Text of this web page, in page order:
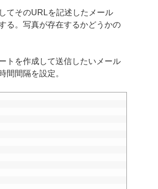
てそのURLを記述したメール
る。写真が存在するかどうかの
トを作成して送信したいメール
間間隔を設定。